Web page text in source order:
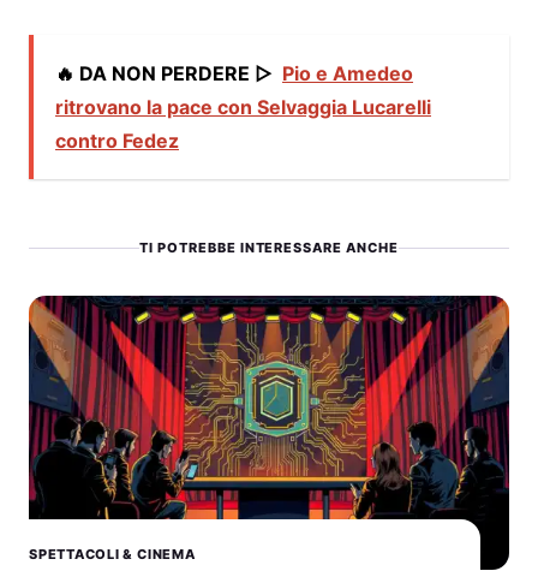
🔥 DA NON PERDERE ▷ Pio e Amedeo
ritrovano la pace con Selvaggia Lucarelli
contro Fedez
TI POTREBBE INTERESSARE ANCHE
SPETTACOLI & CINEMA